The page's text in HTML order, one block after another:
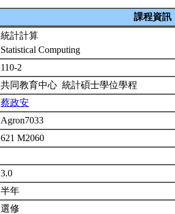
課程資訊
統計計算
Statistical Computing
110-2
共同教育中心 統計碩士學位學程
蔡政安
Agron7033
621 M2060
3.0
半年
選修